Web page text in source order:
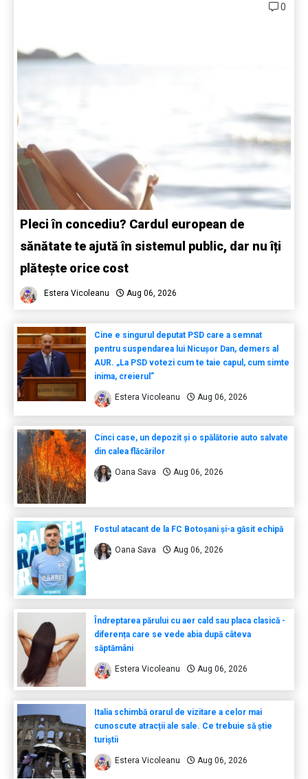
0
Pleci în concediu? Cardul european de
sănătate te ajută în sistemul public, dar nu îți
plătește orice cost
Estera Vicoleanu Aug 06, 2026
Cine e singurul deputat PSD care a semnat
pentru suspendarea lui Nicușor Dan, demers al
AUR. „La PSD votezi cum te taie capul, cum simte
inima, creierul”
Estera Vicoleanu Aug 06, 2026
Cinci case, un depozit și o spălătorie auto salvate
din calea flăcărilor
Oana Sava Aug 06, 2026
Fostul atacant de la FC Botoșani și-a găsit echipă
Oana Sava Aug 06, 2026
Îndreptarea părului cu aer cald sau placa clasică -
diferența care se vede abia după câteva
săptămâni
Estera Vicoleanu Aug 06, 2026
Italia schimbă orarul de vizitare a celor mai
cunoscute atracții ale sale. Ce trebuie să știe
turiștii
Estera Vicoleanu Aug 06, 2026